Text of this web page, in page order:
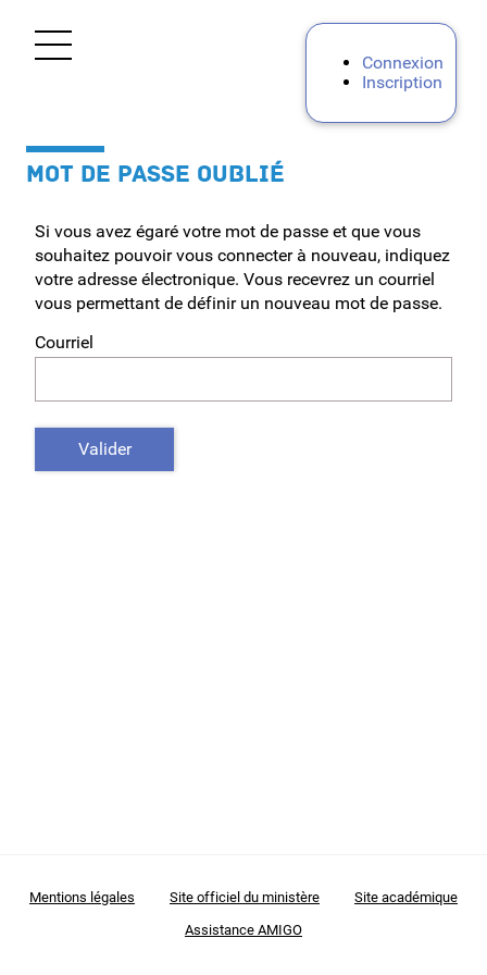
Connexion
Inscription
Ouvrir le menu
Personnels d'encadrement
Premier degré
Second degré
Personnels BIATPSS
Mes demandes
MOT DE PASSE OUBLIÉ
Si vous avez égaré votre mot de passe et que vous
souhaitez pouvoir vous connecter à nouveau, indiquez
votre adresse électronique. Vous recevrez un courriel
vous permettant de définir un nouveau mot de passe.
Courriel
Valider
Mentions légales Site officiel du ministère
Site académique
Assistance AMIGO